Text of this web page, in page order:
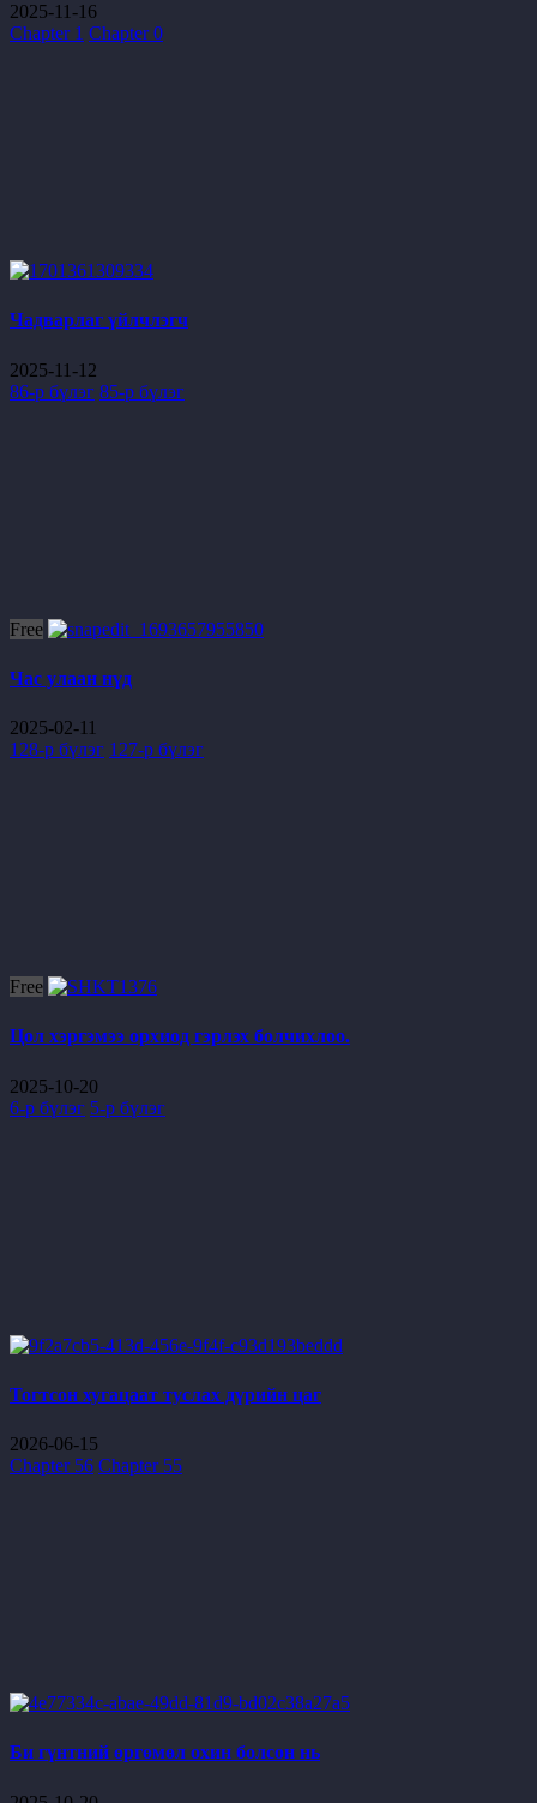
2025-11-16
Chapter 1 Chapter 0
Чадварлаг үйлчлэгч
2025-11-12
86-р бүлэг 85-р бүлэг
Free
Час улаан нүд
2025-02-11
128-р бүлэг 127-р бүлэг
Free
Цол хэргэмээ орхиод гэрлэх болчихлоо.
2025-10-20
6-р бүлэг 5-р бүлэг
Тогтсон хугацаат туслах дүрийн цаг
2026-06-15
Chapter 56 Chapter 55
Би гүнтний өргөмөл охин болсон нь